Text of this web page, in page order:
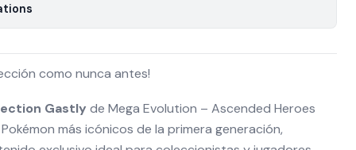
como nunca antes!
Gastly de Mega Evolution – Ascended Heroes
más icónicos de la primera generación,